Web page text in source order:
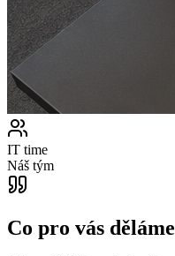
IT time
Náš tým
Co pro vás děláme